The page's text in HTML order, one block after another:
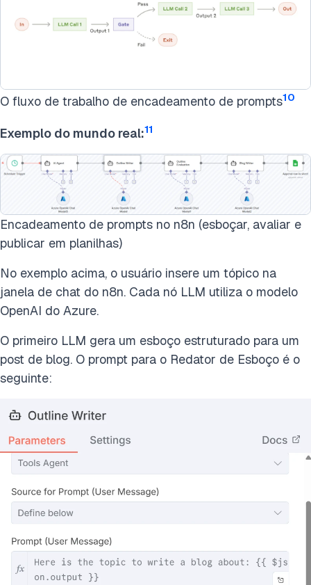
O fluxo de trabalho de encadeamento de prompts10
Exemplo do mundo real:11
Encadeamento de prompts no n8n (esboçar, avaliar e
publicar em planilhas)
No exemplo acima, o usuário insere um tópico na
janela de chat do n8n. Cada nó LLM utiliza o modelo
OpenAI do Azure.
O primeiro LLM gera um esboço estruturado para um
post de blog. O prompt para o Redator de Esboço é o
seguinte: